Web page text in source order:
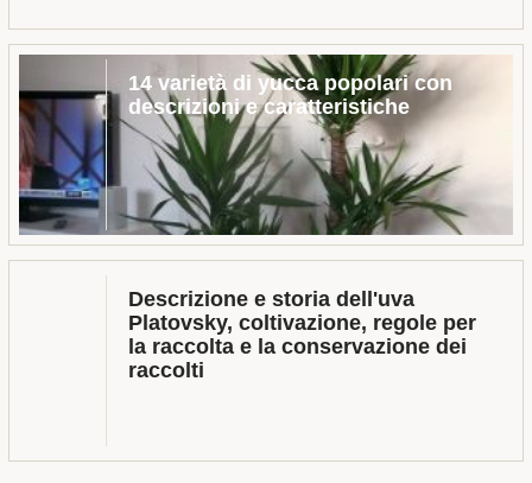
14 varietà di yucca popolari con
descrizioni e caratteristiche
Descrizione e storia dell'uva
Platovsky, coltivazione, regole per
la raccolta e la conservazione dei
raccolti